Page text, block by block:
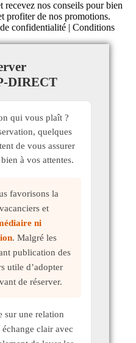
recevez nos conseils pour bien
profiter de nos promotions.
confidentialité
Conditions
DIRECT
qui vous plaît ?
quelques
de vous assurer
à vos attentes.
favorisons la
et
ni
. Malgré les
publication des
utile d’adopter
de réserver.
sur une relation
clair avec